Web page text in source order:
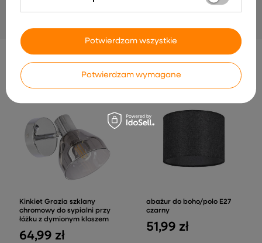
INNE PRODUKTY PRODUCENTA
Kinkiet Grazia szklany
chromowy do sypialni przy
łóżku z dymionym kloszem
64,99 zł
abażur do boho/polo E27
czarny
51,99 zł
Potwierdzam wymagane
Potwierdzam wszystkie